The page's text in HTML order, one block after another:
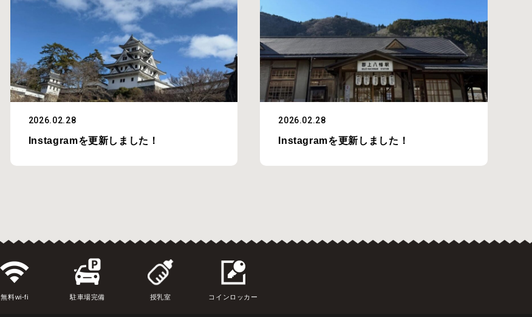
2026.02.28
Instagramを更新しました！
2026.02.28
Instagramを更新しました！
無料wi-fi 駐車場完備 授乳室 コインロッカー